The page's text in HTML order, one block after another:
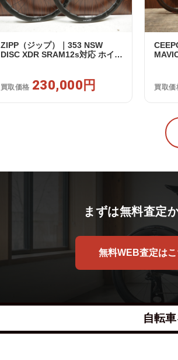
ZIPP（ジップ）｜353 NSW
DISC XDR SRAM12s対応 ホイー
買取価格 230,000円 買取価
まずは無料査定
無料WEB査定はこ
自転